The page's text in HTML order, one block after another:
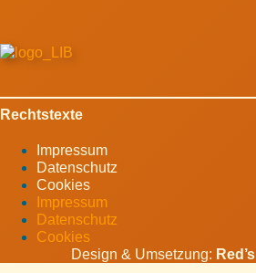
Rechtstexte
Impressum
Datenschutz
Cookies
Impressum
Datenschutz
Cookies
Design & Umsetzung: